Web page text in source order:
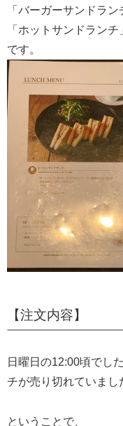
「バーガーサンドラン
「ホットサンドランチ
です。
【注文内容】
日曜日の12:00頃でし
チが売り切れていまし
ということで、